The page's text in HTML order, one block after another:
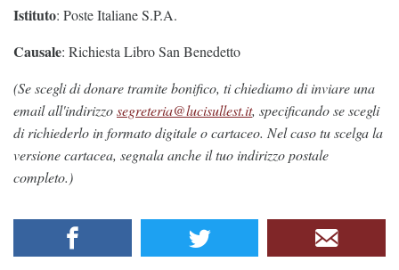
Istituto: Poste Italiane S.P.A.
Causale: Richiesta Libro San Benedetto
(Se scegli di donare tramite bonifico, ti chiediamo di inviare una
email all'indirizzosegreteria@lucisullest.it, specificando se scegli
di richiederlo in formato digitale o cartaceo. Nel caso tu scelga la
versione cartacea, segnala anche il tuo indirizzo postale
completo.)